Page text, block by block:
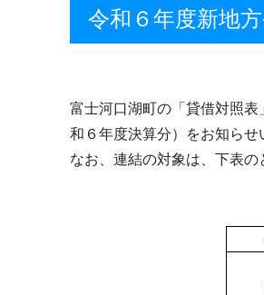
令和６年度新地
富士河口湖町の「貸借対照
和６年度決算分）をお知らせ
なお、 連結の対象は、下表の